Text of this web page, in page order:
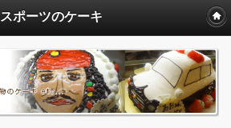
スポーツのケーキ